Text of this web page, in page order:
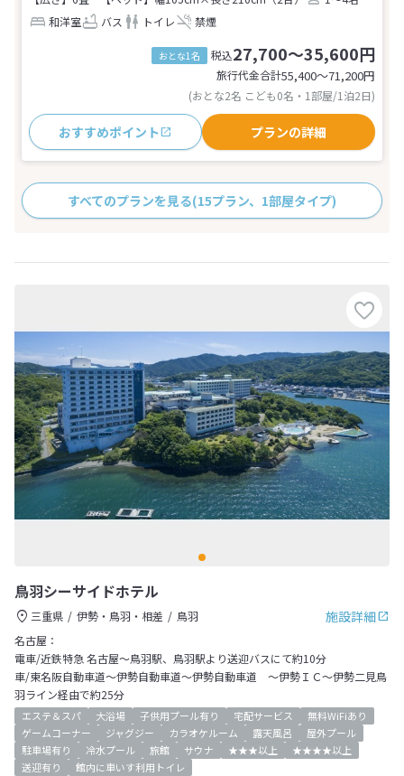
和洋室
バス トイレ 禁煙
おとな1名 税込27,700～35,600円
旅行代金合計55,400〜71,200円
(おとな2名 こども0名・1部屋/1泊2日)
おすすめポイント プランの詳細
すべてのプランを見る(15プラン、1部屋タイプ)
鳥羽シーサイドホテル
施設詳細
三重県 伊勢・鳥羽・相差
鳥羽
名古屋：
電車/近鉄特急 名古屋～鳥羽駅、鳥羽駅より送迎バスにて約10分
車/東名阪自動車道～伊勢自動車道～伊勢自動車道 ～伊勢ＩＣ～伊勢二見鳥
羽ライン経由で約25分
エステ＆スパ 大浴場 子供用プール有り 宅配サービス
無料WiFiあり
ゲームコーナー
ジャグジー カラオケルーム 露天風呂
屋外プール
駐車場有り
冷水プール 旅館 サウナ ★★★以上
★★★★以上
送迎有り
館内に車いす利用トイレ